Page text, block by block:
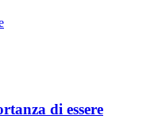
di essere